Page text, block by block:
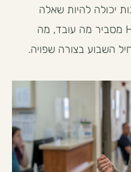
יכולה להיות שאלה
מבלבלת. מדריך HealthNews מסביר מה עובד, מה
השבוע בצורה שפויה.